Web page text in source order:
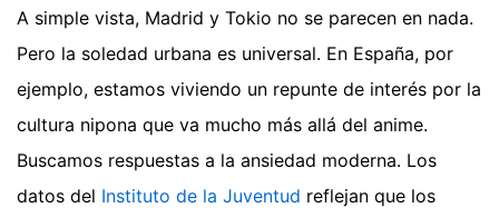
A simple vista, Madrid y Tokio no se parecen en nada.
Pero la soledad urbana es universal. En España, por
ejemplo, estamos viviendo un repunte de interés por la
cultura nipona que va mucho más allá del anime.
Buscamos respuestas a la ansiedad moderna. Los
datos del Instituto de la Juventud reflejan que los